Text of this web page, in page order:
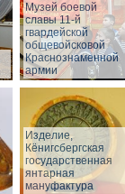
Музей боевой
славы 11-й
гвардейской
общевойсковой
Краснознаменной
армии
Изделие,
Кёнигсбергская
государственная
янтарная
мануфактура